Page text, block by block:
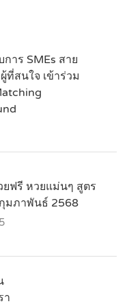
าร SMEs สาย
ที่สนใจ เข้าร่วม
ยฟรี หวยแม่นๆ สูตร
มภาพันธ์ 2568
า